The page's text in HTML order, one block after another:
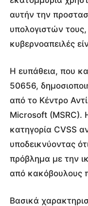
αυτήν την
υπολογιστών τους,
κυβερνοαπειλές
Η ευπάθεια, που
50656,
από το Κέντρο
Microsoft (MSRC).
κατηγορία CVSS
υποδεικνύοντας
πρόβλημα με την
από κακόβουλους
Βασικά